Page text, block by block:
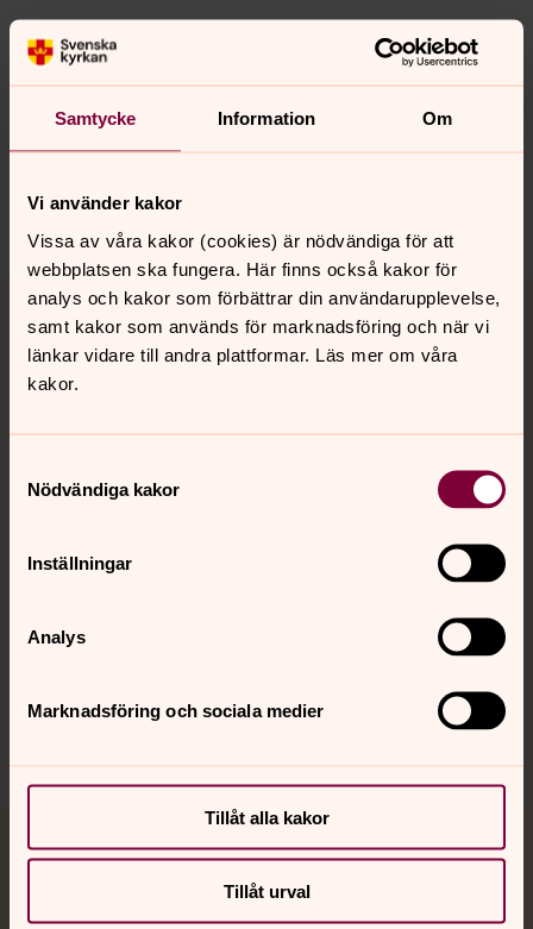
Samtycke Information Om
Vi använder kakor
Vissa av våra kakor (cookies) är nödvändiga för att
webbplatsen ska fungera. Här finns också kakor för
analys och kakor som förbättrar din användarupplevelse,
samt kakor som används för marknadsföring och när vi
länkar vidare till andra plattformar. Läs mer om våra
kakor.
Nödvändiga kakor
Inställningar
Analys
Marknadsföring och sociala medier
Tillåt alla kakor
Tillåt urval
Synpunkter eller frågor på sidans
innehåll?
Dela
Tillbaka till toppen
Tillbaka till innehållet
Kalender
Jourhavande präst
Akut samtals- och krisstöd. Prata eller chatta anonymt